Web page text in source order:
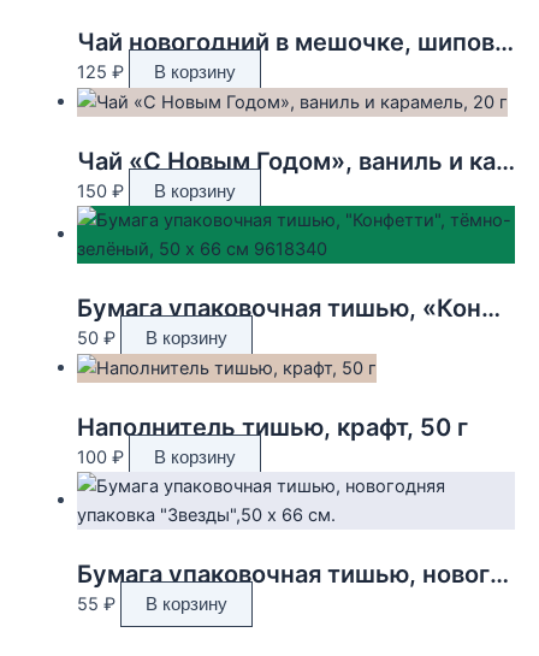
Чай новогодний в мешочке, шиповник, красная смородина, 30 г
125 ₽ В корзину
Чай «С Новым Годом», ваниль и карамель, 20 г
150 ₽ В корзину
Бумага упаковочная тишью, «Конфетти», тёмно-зелёный, 50 х 66 см 9618340
50 ₽ В корзину
Наполнитель тишью, крафт, 50 г
100 ₽ В корзину
Бумага упаковочная тишью, новогодняя упаковка «Звезды»,50 х 66 см.
55 ₽ В корзину